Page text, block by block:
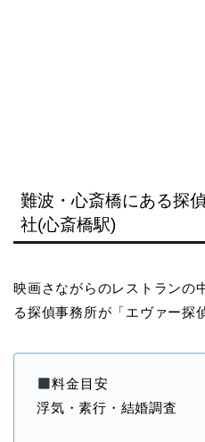
難波・心斎橋にある探
社(心斎橋駅)
映画さながらのレストランの
る探偵事務所が「エヴァー探
料金目安
浮気・素行・結婚調査